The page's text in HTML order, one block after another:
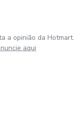
a opinião da Hotmart.
aqui